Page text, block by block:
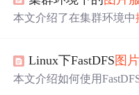
本文介绍了在集群环境中
inx的编译安装步骤和FTP
关键操作，旨在解决服务
Linux下FastDFS 图片
本文介绍如何使用